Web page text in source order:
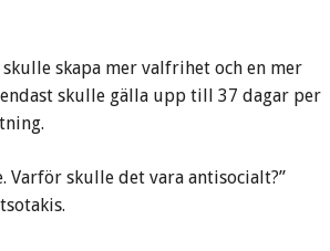
skapa mer valfrihet och en mer
skulle gälla upp till 37 dagar per
skulle det vara antisocialt?”